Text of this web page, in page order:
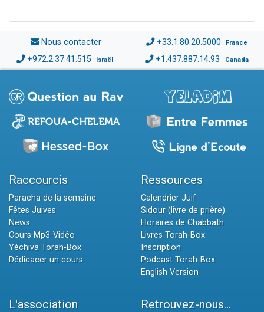
Nous contacter +33.1.80.20.5000 France
+972.2.37.41.515 Israël +1.437.887.14.93 Canada
Raccourcis
Paracha de la semaine
Fêtes Juives
News
Cours Mp3-Vidéo
Yéchiva Torah-Box
Dédicacer un cours
Ressources
Calendrier Juif
Sidour (livre de prière)
Horaires de Chabbath
Livres Torah-Box
Inscription
Podcast Torah-Box
English Version
L'association Retrouvez-nous...